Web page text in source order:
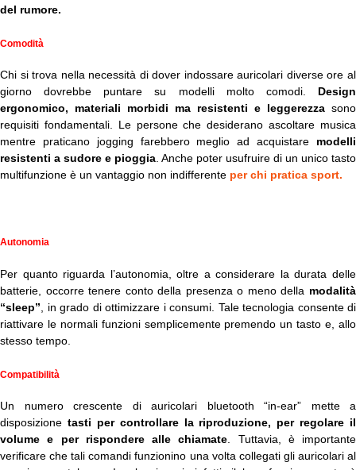
del rumore.
Comodità
Chi si trova nella necessità di dover indossare auricolari diverse ore al
giorno dovrebbe puntare su modelli molto comodi. Design
ergonomico, materiali morbidi ma resistenti e leggerezza sono
requisiti fondamentali. Le persone che desiderano ascoltare musica
mentre praticano jogging farebbero meglio ad acquistare modelli
resistenti a sudore e pioggia . Anche poter usufruire di un unico tasto
multifunzione è un vantaggio non indifferente per chi pratica sport.
Autonomia
Per quanto riguarda l’autonomia, oltre a considerare la durata delle
batterie, occorre tenere conto della presenza o meno della modalità
“sleep” , in grado di ottimizzare i consumi. Tale tecnologia consente di
riattivare le normali funzioni semplicemente premendo un tasto e, allo
stesso tempo.
Compatibilità
Un numero crescente di auricolari bluetooth “in-ear” mette a
disposizione tasti per controllare la riproduzione, per regolare il
volume e per rispondere alle chiamate . Tuttavia, è importante
verificare che tali comandi funzionino una volta collegati gli auricolari al